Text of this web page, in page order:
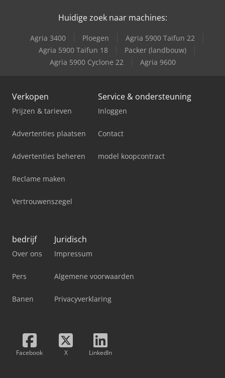
Huidige zoek naar machines:
Agria 3400 Ploegen
Agria 5900 Taifun 22
Agria 5900 Taifun 18
Packer (landbouw)
Agria 5900 Cyclone 22
Agria 9600
Verkopen
Prijzen & tarieven
Advertenties plaatsen
Advertenties beheren
Reclame maken
Vertrouwenszegel
Service & ondersteuning
Inloggen
Contact
model koopcontract
bedrijf
Over ons
Pers
Banen
Juridisch
Impressum
Algemene voorwaarden
Privacyverklaring
Facebook X LinkedIn